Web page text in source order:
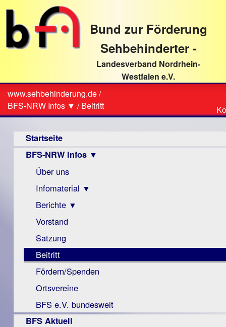
direkt
Textinhalt
Bund zur Förderung
Sehbehinderter -
Landesverband Nordrhein-
Westfalen e.V.
Sie
sind
hier
www.sehbehinderung.de/
BFS-NRW Infos ▼ /Beitritt
Startseite
BFS-NRW Infos ▼
Über uns
Infomaterial ▼
Visus
Zeitschrift
Monokular
Mac
Instagram-
Links
Berichte ▼
Archiv
Berichte
Vorstand
Satzung
Beitritt
Fördern/Spenden
Ortsvereine
BFS e.V. bundesweit
BFS Aktuell